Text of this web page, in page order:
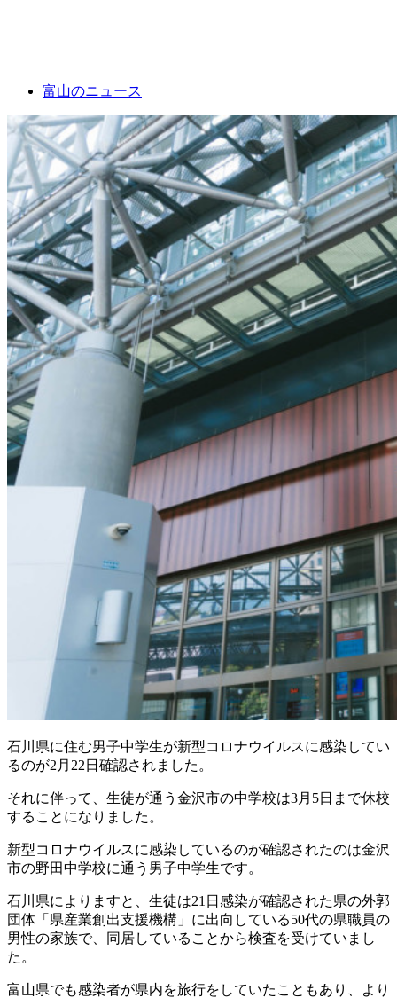
富山のニュース
石川県に住む男子中学生が新型コロナウイルスに感染してい
るのが2月22日確認されました。
それに伴って、生徒が通う金沢市の中学校は3月5日まで休校
することになりました。
新型コロナウイルスに感染しているのが確認されたのは金沢
市の野田中学校に通う男子中学生です。
石川県によりますと、生徒は21日感染が確認された県の外郭
団体「県産業創出支援機構」に出向している50代の県職員の
男性の家族で、同居していることから検査を受けていまし
た。
富山県でも感染者が県内を旅行をしていたこともあり、より